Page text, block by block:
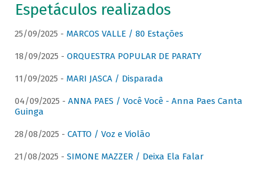
Espetáculos realizados
25/09/2025 - MARCOS VALLE / 80 Estações
18/09/2025 - ORQUESTRA POPULAR DE PARATY
11/09/2025 - MARI JASCA / Disparada
04/09/2025 - ANNA PAES / Você Você - Anna Paes Canta
Guinga
28/08/2025 - CATTO / Voz e Violão
21/08/2025 - SIMONE MAZZER / Deixa Ela Falar